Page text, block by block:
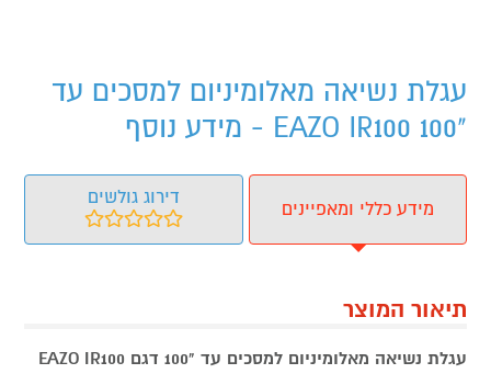
עגלת נשיאה מאלומיניום למסכים עד
"100 EAZO IR100 - מידע נוסף
מידע כללי ומאפיינים
דירוג גולשים
תיאור המוצר
עגלת נשיאה מאלומיניום למסכים עד "100 דגם EAZO IR100